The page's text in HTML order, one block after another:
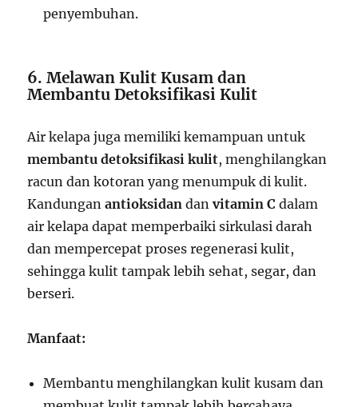
penyembuhan.
6. Melawan Kulit Kusam dan
Membantu Detoksifikasi Kulit
Air kelapa juga memiliki kemampuan untuk
membantu detoksifikasi kulit, menghilangkan
racun dan kotoran yang menumpuk di kulit.
Kandunganantioksidan danvitamin C dalam
air kelapa dapat memperbaiki sirkulasi darah
dan mempercepat proses regenerasi kulit,
sehingga kulit tampak lebih sehat, segar, dan
berseri.
Manfaat:
Membantu menghilangkan kulit kusam dan